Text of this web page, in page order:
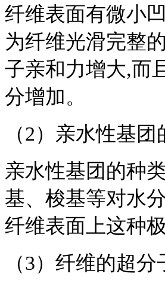
纤维表面有微小
为纤维光滑完整
子亲和力增大,而
分增加。
（2）亲水性基
亲水性基团的种
基、梭基等对水
纤维表面上这种
（3）纤维的超分